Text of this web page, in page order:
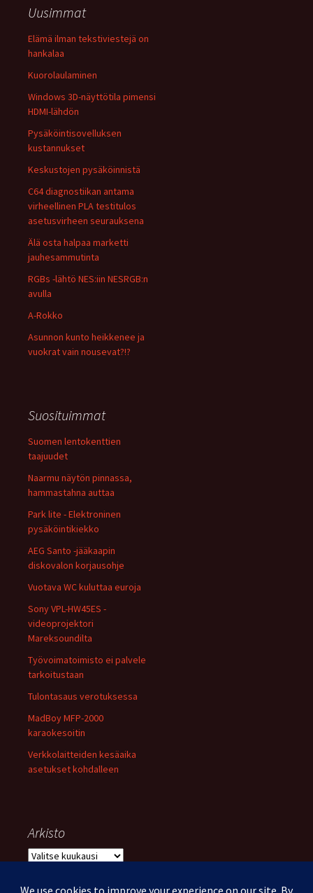
Uusimmat
Elämä ilman tekstiviestejä on
hankalaa
Kuorolaulaminen
Windows 3D-näyttötila pimensi
HDMI-lähdön
Pysäköintisovelluksen
kustannukset
Keskustojen pysäköinnistä
C64 diagnostiikan antama
virheellinen PLA testitulos
asetusvirheen seurauksena
Älä osta halpaa marketti
jauhesammutinta
RGBs -lähtö NES:iin NESRGB:n
avulla
A-Rokko
Asunnon kunto heikkenee ja
vuokrat vain nousevat?!?
Suosituimmat
Suomen lentokenttien
taajuudet
Naarmu näytön pinnassa,
hammastahna auttaa
Park lite - Elektroninen
pysäköintikiekko
AEG Santo -jääkaapin
diskovalon korjausohje
Vuotava WC kuluttaa euroja
Sony VPL-HW45ES -
videoprojektori
Mareksoundilta
Työvoimatoimisto ei palvele
tarkoitustaan
Tulontasaus verotuksessa
MadBoy MFP-2000
karaokesoitin
Verkkolaitteiden kesäaika
asetukset kohdalleen
Arkisto
Arkisto